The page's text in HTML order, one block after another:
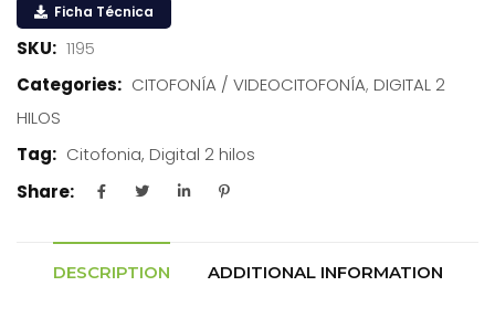
Ficha Técnica
SKU: 1195
Categories: CITOFONÍA / VIDEOCITOFONÍA, DIGITAL 2
HILOS
Tag: Citofonia, Digital 2 hilos
Share:
DESCRIPTION ADDITIONAL INFORMATION